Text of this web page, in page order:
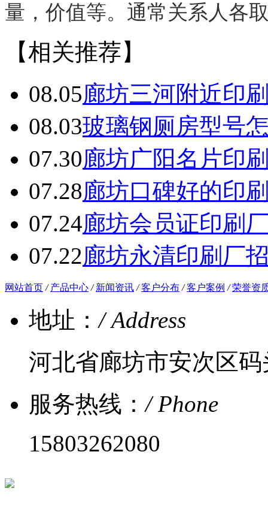
量，价值等。通常关系人各
【相关推荐】
08.05廊坊三河附近印
08.03玻璃钢厕房型号
07.30廊坊广阳名片印
07.28廊坊口碑好的印
07.24廊坊会员证印刷
07.22廊坊永清印刷厂
网站首页 / 产品中心 / 新闻资讯 / 客户分布 / 客户案例 / 荣誉资
地址：/ Address
河北省廊坊市安次区码
服务热线：/ Phone
15803262080